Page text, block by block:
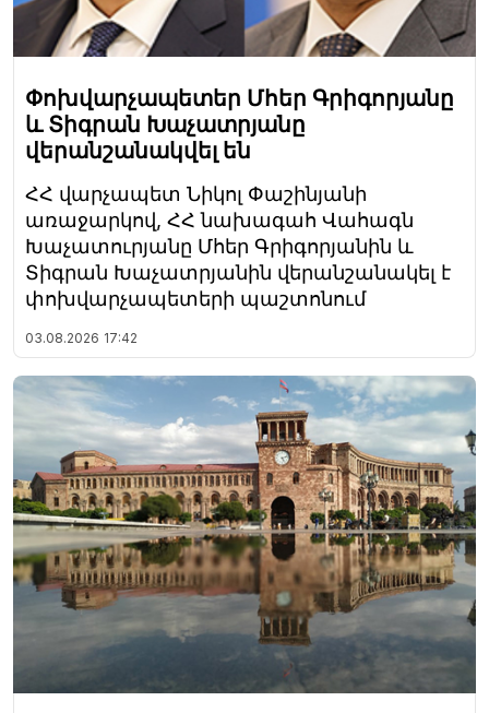
Փոխվարչապետեր Մհեր Գրիգորյանը
և Տիգրան Խաչատրյանը
վերանշանակվել են
ՀՀ վարչապետ Նիկոլ Փաշինյանի
առաջարկով, ՀՀ նախագահ Վահագն
Խաչատուրյանը Մհեր Գրիգորյանին և
Տիգրան Խաչատրյանին վերանշանակել է
փոխվարչապետերի պաշտոնում
03.08.2026 17:42